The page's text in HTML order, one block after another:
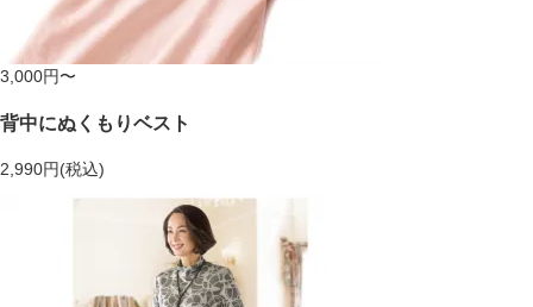
3,000円〜
背中にぬくもりベスト
2,990円(税込)